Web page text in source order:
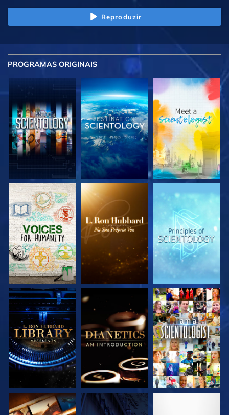
Reproduzir
PROGRAMAS ORIGINAIS
EXPLORE A SÉRIE EXPLORE A SÉRIE EXPLORE A SÉRIE
EXPLORE A SÉRIE EXPLORE A SÉRIE VEJA